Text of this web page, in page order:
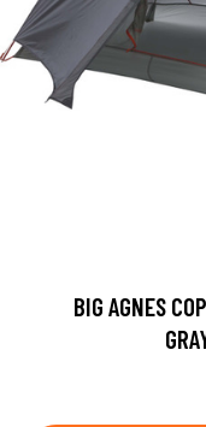
BIG AGNES